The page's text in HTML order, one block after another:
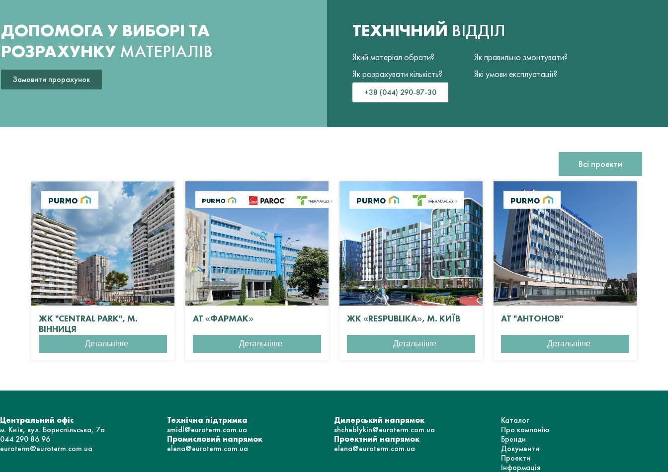
ДОПОМОГА У ВИБОРІ ТА
РОЗРАХУНКУ МАТЕРІАЛІВ
Замовити прорахунок
ТЕХНІЧНИЙ ВІДДІЛ
Який матеріал обрати?
Як розрахувати кількість?
Як правильно змонтувати?
Які умови експлуатації?
+38 (044) 290-87-30
Всі проекти
ЖК "CENTRAL PARK", М.
ВІННИЦЯ
Детальніше
АТ «ФАРМАК»
Детальніше
ЖК «RESPUBLIKA», М. КИЇВ
Детальніше
АТ "АНТОНОВ"
Детальніше
Центральний офіс
м. Київ, вул. Бориспільська, 7а
044 290 86 96
euroterm@euroterm.com.ua
Технічна підтримка
smidl@euroterm.com.ua
Промисловий напрямок
elena@euroterm.com.ua
Дилерський напрямок
shcheblykin@euroterm.com.ua
Проектний напрямок
elena@euroterm.com.ua
Каталог
Про компанію
Бренди
Документи
Проекти
Інформація